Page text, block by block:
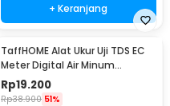
+ Keranjang
TaffHOME Alat Ukur Uji TDS EC
Meter Digital Air Minum
Akuarium - E-1
Rp19.200
Rp38.900 51%